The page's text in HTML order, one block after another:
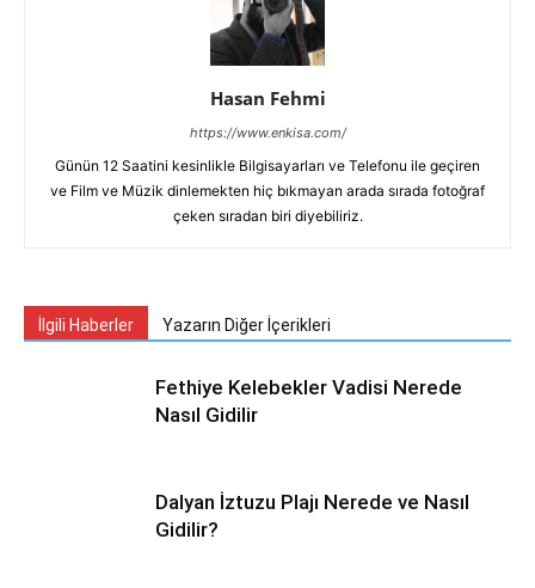
Hasan Fehmi
https://www.enkisa.com/
Günün 12 Saatini kesinlikle Bilgisayarları ve Telefonu ile geçiren
ve Film ve Müzik dinlemekten hiç bıkmayan arada sırada fotoğraf
çeken sıradan biri diyebiliriz.
İlgili Haberler Yazarın Diğer İçerikleri
Fethiye Kelebekler Vadisi Nerede
Nasıl Gidilir
Dalyan İztuzu Plajı Nerede ve Nasıl
Gidilir?